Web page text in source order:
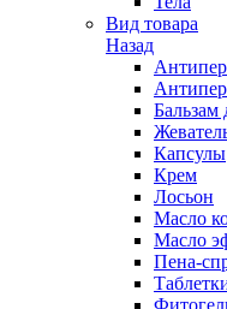
Вид товара
Назад
Бальзам
Капсулы
Крем
Лосьон
Масло
Масло
Пена-